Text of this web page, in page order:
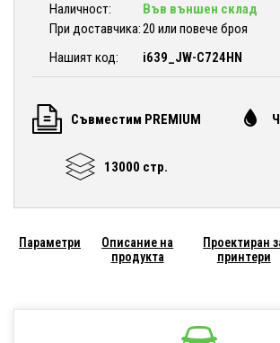
Наличност:
Във външен склад
При доставчика:20 или повече броя
Нашият код:
i639_JW-C724HN
Съвместим PREMIUM
13000 стр.
Параметри
Описание на
продукта
Проектиран
принтери